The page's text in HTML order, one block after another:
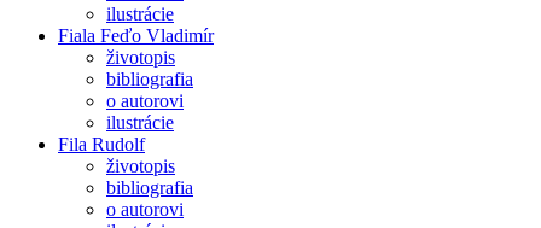
ilustrácie
Fiala Feďo Vladimír
životopis
bibliografia
o autorovi
ilustrácie
Fila Rudolf
životopis
bibliografia
o autorovi